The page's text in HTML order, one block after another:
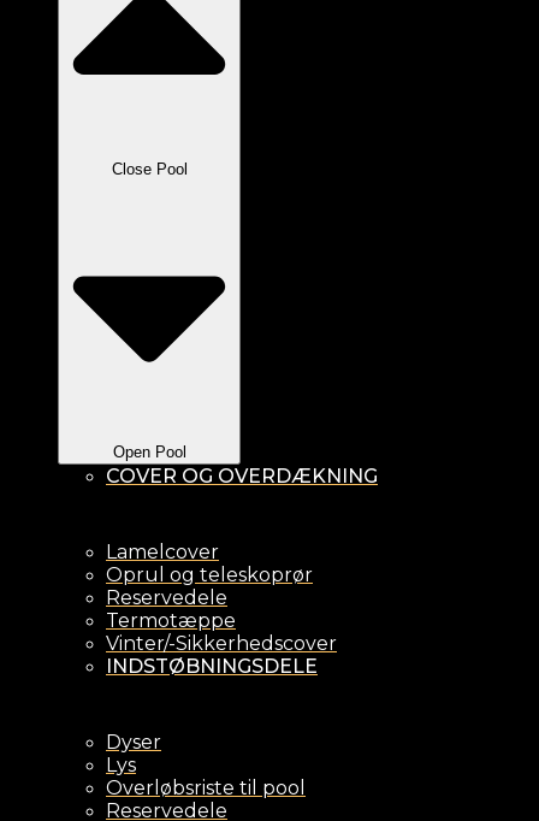
Close Pool
Open Pool
COVER OG OVERDÆKNING
Lamelcover
Oprul og teleskoprør
Reservedele
Termotæppe
Vinter/-Sikkerhedscover
INDSTØBNINGSDELE
Dyser
Lys
Overløbsriste til pool
Reservedele